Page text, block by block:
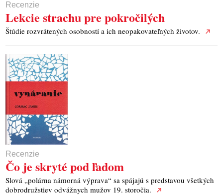
Recenzie
Lekcie strachu pre pokročilých
Štúdie rozvrátených osobností a ich neopakovateľných životov.
Recenzie
Čo je skryté pod ľadom
Slová „polárna námorná výprava“ sa spájajú s predstavou všetkých
dobrodružstiev odvážnych mužov 19. storočia.